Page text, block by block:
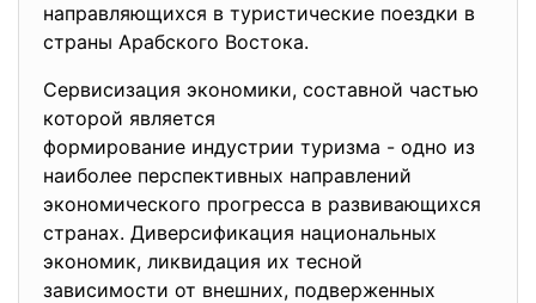
направляющихся в туристические поездки в
страны Арабского Востока.
Сервисизация экономики, составной частью
которой является
формирование индустрии туризма - одно из
наиболее перспективных направлений
экономического прогресса в развивающихся
странах. Диверсификация национальных
экономик, ликвидация их тесной
зависимости от внешних, подверженных